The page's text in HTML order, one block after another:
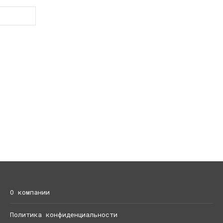
О компании
Политика конфиденциальности